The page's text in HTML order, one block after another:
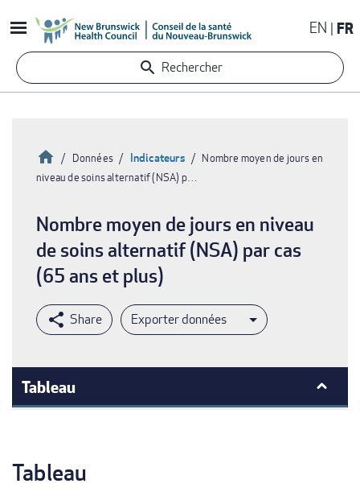
au
contenu
principal
EN FR
Rechercher
d'Ariane
Accueil
Données Indicateurs
Nombre moyen de jours en
niveau de soins alternatif (NSA) p…
Nombre moyen de jours en niveau
de soins alternatif (NSA) par cas
(65 ans et plus)
Exporter données
Tableau
Tableau